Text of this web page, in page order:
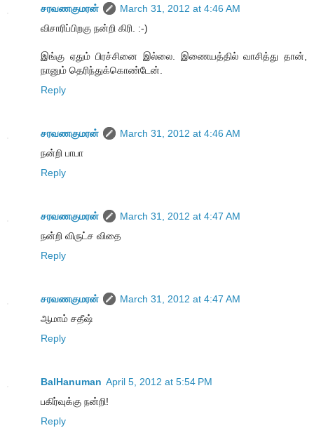
சரவணகுமரன்
March 31, 2012 at 4:46 AM
விசாரிப்பிறகு நன்றி கிரி. :-)
இங்கு ஏதும் பிரச்சினை இல்லை. இணையத்தில் வாசித்து தான்,
நானும் தெரிந்துக்கொண்டேன்.
Reply
சரவணகுமரன்
March 31, 2012 at 4:46 AM
நன்றி பாபா
Reply
சரவணகுமரன்
March 31, 2012 at 4:47 AM
நன்றி விருட்ச விதை
Reply
சரவணகுமரன்
March 31, 2012 at 4:47 AM
ஆமாம் சதீஷ்
Reply
BalHanuman April 5, 2012 at 5:54 PM
பகிர்வுக்கு நன்றி!
Reply